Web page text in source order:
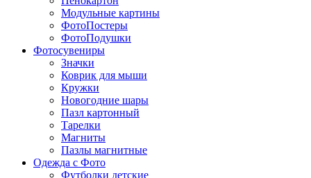
Модульные картины
ФотоПостеры
ФотоПодушки
Фотоcувениры
Значки
Коврик для мыши
Кружки
Новогодние шары
Пазл картонный
Тарелки
Магниты
Пазлы магнитные
Одежда с Фото
Футболки детские